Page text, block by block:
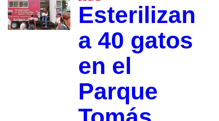
Esterilizan
a 40 gatos
en el
Parque